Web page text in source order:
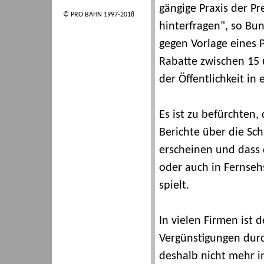
© PRO BAHN 1997-2018
gängige Praxis der
hinterfragen", so
gegen Vorlage eines
Rabatte zwischen
der Öffentlichkeit in
Es ist zu befürchten,
Berichte über die
erscheinen und
oder auch in
spielt.
In vielen Firmen ist
Vergünstigungen
deshalb nicht mehr